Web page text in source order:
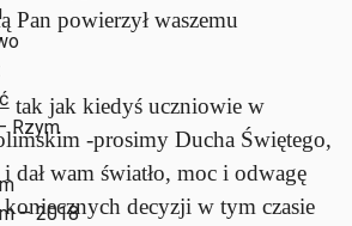
Rzym
– 2018
powierzył waszemu
tak jak kiedyś uczniowie w
-prosimy Ducha Świętego,
i dał wam światło, moc i odwagę
decyzji w tym czasie